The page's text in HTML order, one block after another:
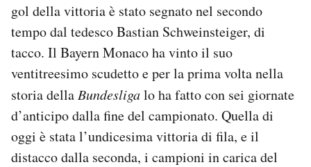
Regala il Post
Hai bisogno di aiuto?
Esci
gol della vittoria è stato segnato nel secondo
tempo dal tedesco Bastian Schweinsteiger, di
tacco. Il Bayern Monaco ha vinto il suo
ventitreesimo scudetto e per la prima volta nella
storia della Bundesligalo ha fatto con sei giornate
d’anticipo dalla fine del campionato. Quella di
oggi è stata l’undicesima vittoria di fila, e il
distacco dalla seconda, i campioni in carica del